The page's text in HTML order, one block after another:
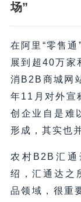
场”
在阿里“零售通
展到超40万家
消B2B商城网
年11月对外宣
创企业自是难
形成，其实也
农村B2B汇通
绍，汇通达之
品领域，很重